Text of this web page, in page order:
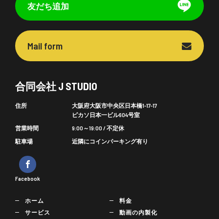
友だち追加
Mail form
合同会社 J STUDIO
住所
大阪府大阪市中央区日本橋1-17-17
ピカソ日本一ビル604号室
営業時間
9:00～19:00 / 不定休
駐車場
近隣にコインパーキング有り
Facebook
ホーム
サービス
料金
動画の内製化